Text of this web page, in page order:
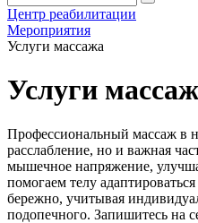
Центр реабилитации
Мероприятия
Услуги массажа
Услуги
Профессиональный массаж в
расслабление, но и важная
мышечное напряжение,
помогаем телу
бережно, учитывая
подопечного. Запишитесь на